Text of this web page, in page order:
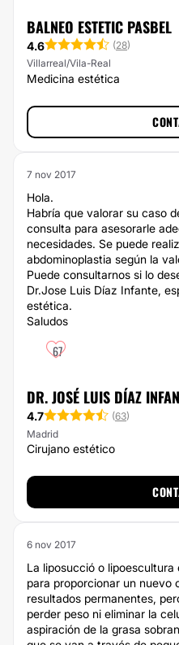
BALNEO ESTETIC PASBEL
4.6 (28)
Villarreal/Vila-Real
Medicina estética
7 nov 2017
Hola.
Habría que valorar su caso
consulta para asesorarle
necesidades. Se puede
abdominoplastia según la
Puede consultarnos si lo
Dr.Jose Luis Díaz Infante,
estética.
Saludos
67
DR. JOSÉ LUIS DÍAZ
4.7 (63)
Madrid
Cirujano estético
6 nov 2017
La liposucció o
para proporcionar un nuevo
resultados permanentes,
perder peso ni eliminar la
aspiración de la grasa